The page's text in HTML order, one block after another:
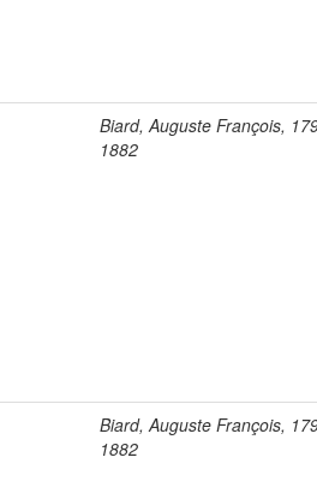
Biard, Auguste François,
1882
Biard, Auguste François,
1882